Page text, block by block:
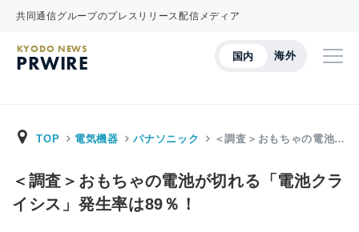
共同通信グループのプレスリリース配信メディア
国内 海外
KYODO NEWS
PRWIRE
TOP 電気機器 パナソニック ＜調査＞おもちゃの電池…
＜調査＞おもちゃの電池が切れる「電池クラ
イシス」発生率は89％！